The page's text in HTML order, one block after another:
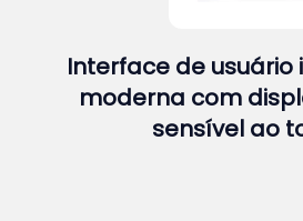
Interface de usuário
moderna com
sensível ao